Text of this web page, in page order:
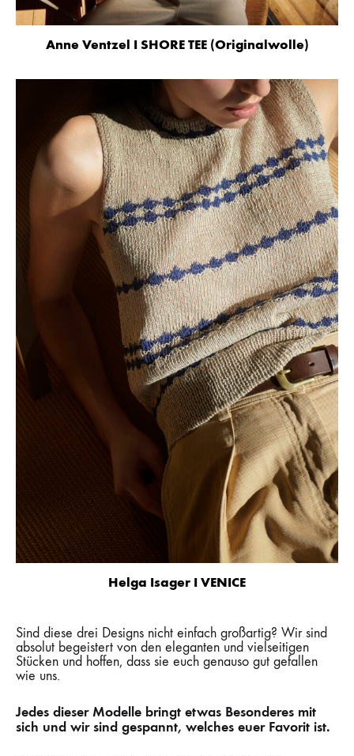
Anne Ventzel I SHORE TEE (Originalwolle)
Helga Isager I VENICE
Sind diese drei Designs nicht einfach großartig? Wir sind
absolut begeistert von den eleganten und vielseitigen
Stücken und hoffen, dass sie euch genauso gut gefallen
wie uns.
Jedes dieser Modelle bringt etwas Besonderes mit
sich und wir sind gespannt, welches euer Favorit ist.